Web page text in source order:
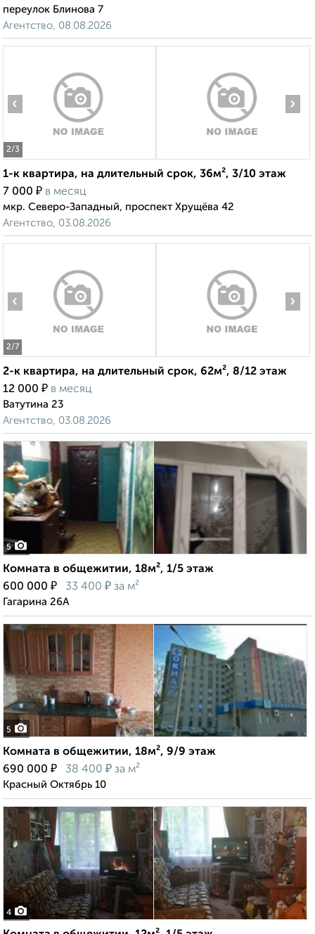
переулок Блинова 7
Агентство, 08.08.2026
2/3
‹ ›
1-к квартира, на длительный срок, 36м², 3/10 этаж
7 000 ₽ в месяц
мкр. Северо-Западный, проспект Хрущёва 42
Агентство, 03.08.2026
2/7
‹ ›
2-к квартира, на длительный срок, 62м², 8/12 этаж
12 000 ₽ в месяц
Ватутина 23
Агентство, 03.08.2026
5
Комната в общежитии, 18м², 1/5 этаж
600 000 ₽ 33 400 ₽ за м²
Гагарина 26А
5
Комната в общежитии, 18м², 9/9 этаж
690 000 ₽ 38 400 ₽ за м²
Красный Октябрь 10
4